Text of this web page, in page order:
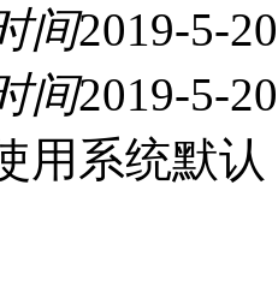
间2019-5-
间2019-5-
用系统默认